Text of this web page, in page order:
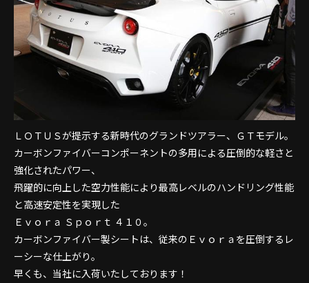
ＬＯＴＵＳが提示する新時代のグランドツアラー、ＧＴモデル。
カーボンファイバーコンポーネントの多用による圧倒的な軽さと
強化されたパワー、
飛躍的に向上した空力性能により最高レベルのハンドリング性能
と高速安定性を実現した
Ｅｖｏｒａ Ｓｐｏｒｔ ４１０。
カーボンファイバー製シートは、従来のＥｖｏｒａを圧倒するレ
ーシーな仕上がり。
早くも、当社に入荷いたしております！